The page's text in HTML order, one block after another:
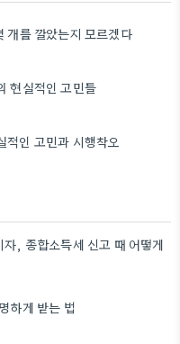
개를 깔았는지 모르겠다
현실적인 고민들
적인 고민과 시행착오
, 종합소득세 신고 때 어떻게
하게 받는 법